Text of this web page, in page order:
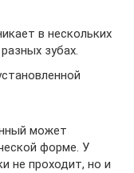
в нескольких
зубах.
может
форме. У
не проходит, но и